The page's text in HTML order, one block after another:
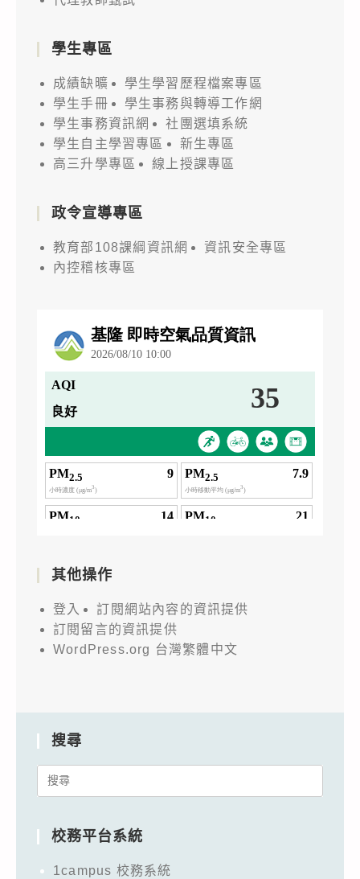
學生專區
成績缺曠
學生學習歷程檔案專區
學生手冊
學生事務與轉導工作網
學生事務資訊網
社團選填系統
學生自主學習專區
新生專區
高三升學專區
線上授課專區
政令宣導專區
教育部108課綱資訊網
資訊安全專區
內控稽核專區
其他操作
登入
訂閱網站內容的資訊提供
訂閱留言的資訊提供
WordPress.org 台灣繁體中文
搜尋
Search
校務平台系統
1campus 校務系統